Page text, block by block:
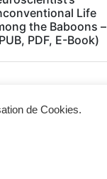
Life
the Baboons –
PDF, E-Book)
de Cookies.